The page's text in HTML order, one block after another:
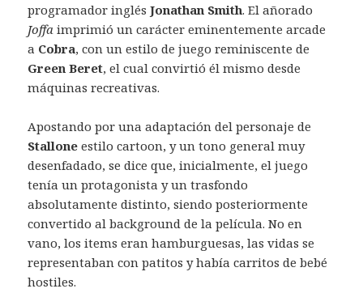
programador inglésJonathan Smith. El añorado
Joffaimprimió un carácter eminentemente arcade
a Cobra, con un estilo de juego reminiscente de
Green Beret, el cual convirtió él mismo desde
máquinas recreativas.
Apostando por una adaptación del personaje de
Stalloneestilo cartoon, y un tono general muy
desenfadado, se dice que, inicialmente, el juego
tenía un protagonista y un trasfondo
absolutamente distinto, siendo posteriormente
convertido al background de la película. No en
vano, los items eran hamburguesas, las vidas se
representaban con patitos y había carritos de bebé
hostiles.